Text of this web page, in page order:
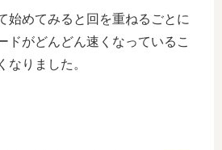
始めてみると回を重ねるごとに
ドがどんどん速くなっているこ
なりました。